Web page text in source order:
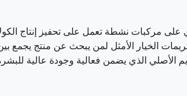
على مركبات نشطة تعمل على تحفيز إنتاج
الخيار الأمثل لمن يبحث عن منتج يجمع
الأصلي الذي يضمن فعالية وجودة عالية